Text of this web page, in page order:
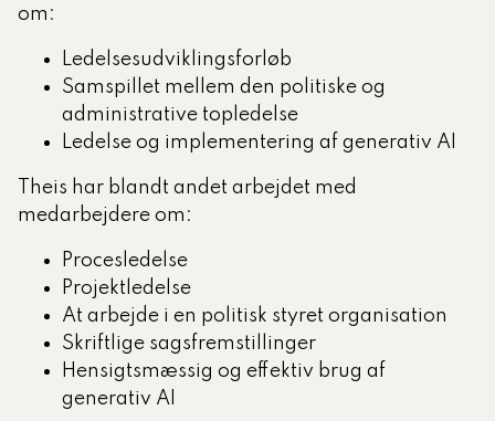
om:
Ledelsesudviklingsforløb
Samspillet mellem den politiske og
administrative topledelse
Ledelse og implementering af generativ AI
Theis har blandt andet arbejdet med
medarbejdere om:
Procesledelse
Projektledelse
At arbejde i en politisk styret organisation
Skriftlige sagsfremstillinger
Hensigtsmæssig og effektiv brug af
generativ AI